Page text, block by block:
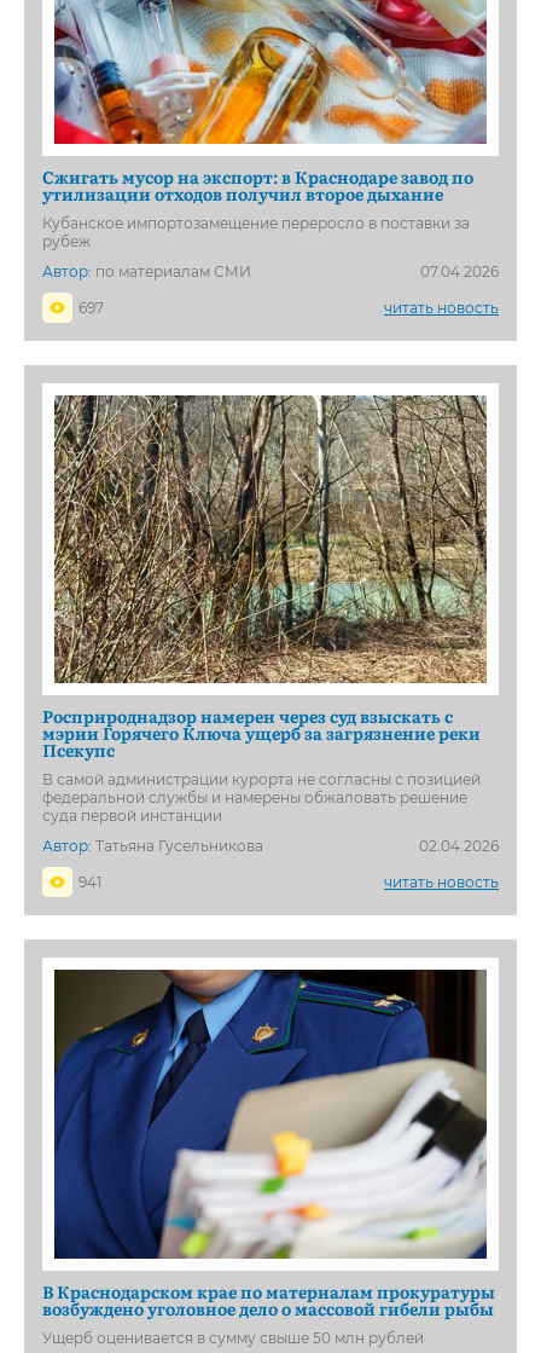
Сжигать мусор на экспорт: в Краснодаре завод по
утилизации отходов получил второе дыхание
Кубанское импортозамещение переросло в поставки за
рубеж
Автор: по материалам СМИ
07.04.2026
697
читать новость
Росприроднадзор намерен через суд взыскать с
мэрии Горячего Ключа ущерб за загрязнение реки
Псекупс
В самой администрации курорта не согласны с позицией
федеральной службы и намерены обжаловать решение
суда первой инстанции
Автор: Татьяна Гусельникова
02.04.2026
941
читать новость
В Краснодарском крае по материалам прокуратуры
возбуждено уголовное дело о массовой гибели рыбы
Ущерб оценивается в сумму свыше 50 млн рублей